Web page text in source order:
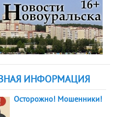
ИНФОРМАЦИЯ
Осторожно! Мошенники!